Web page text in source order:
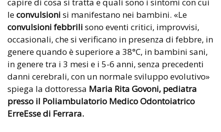
capire di cosa si tratta e quali sono i sintomi con cui
leconvulsioni si manifestano nei bambini. «Le
convulsioni febbrili sono eventi critici, improvvisi,
occasionali, che si verificano in presenza di febbre, in
genere quando è superiore a 38°C, in bambini sani,
in genere tra i 3 mesi e i 5-6 anni, senza precedenti
danni cerebrali, con un normale sviluppo evolutivo»
spiega la dottoressa Maria Rita Govoni, pediatra
presso il Poliambulatorio Medico Odontoiatrico
ErreEsse di Ferrara.